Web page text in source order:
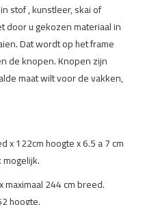
stof , kunstleer, skai of
door u gekozen materiaal in
Dat wordt op het frame
de knopen. Knopen zijn
maat wilt voor de vakken,
x 122cm hoogte x 6.5 a 7 cm
244 cm breed.